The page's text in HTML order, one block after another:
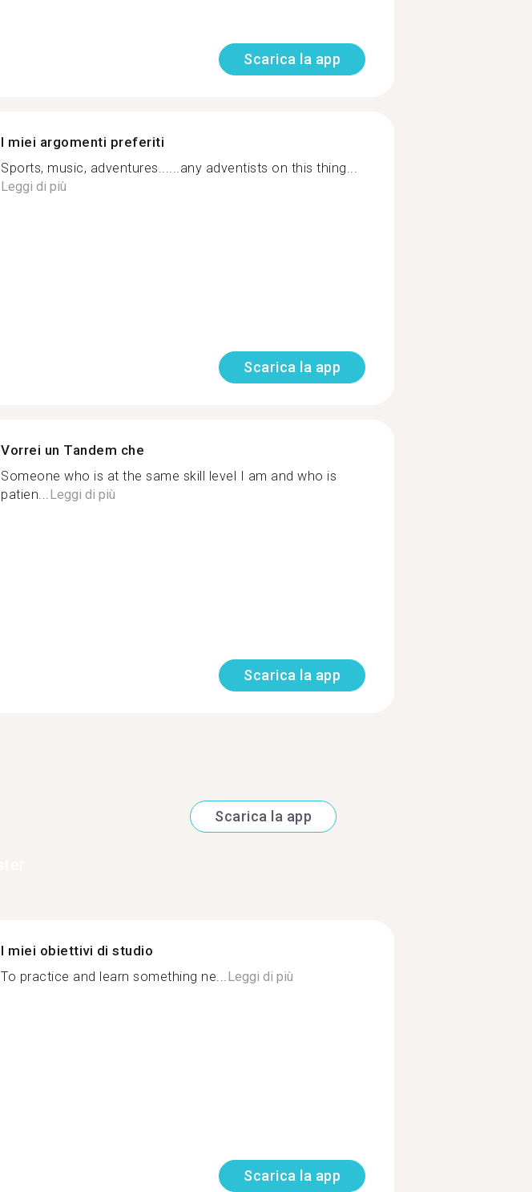
Scarica la app
I miei argomenti preferiti
Sports, music, adventures......any adventists on this thing...
Leggi di più
Scarica la app
Vorrei un Tandem che
Someone who is at the same skill level I am and who is
patien...Leggi di più
Scarica la app
Scarica la app
I miei obiettivi di studio
To practice and learn something ne... Leggi di più
Scarica la app